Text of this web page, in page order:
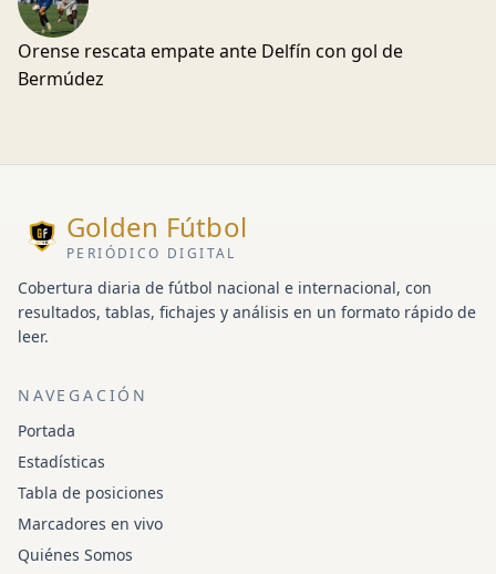
Orense rescata empate ante Delfín con gol de
Bermúdez
Golden Fútbol
PERIÓDICO DIGITAL
Cobertura diaria de fútbol nacional e internacional, con
resultados, tablas, fichajes y análisis en un formato rápido de
leer.
NAVEGACIÓN
Portada
Estadísticas
Tabla de posiciones
Marcadores en vivo
Quiénes Somos